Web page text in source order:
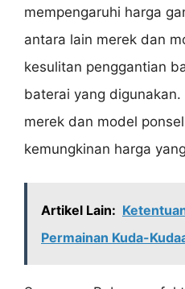
mempengaruhi harga
antara lain merek dan
kesulitan penggantian
baterai yang
merek dan model
kemungkinan harga
Artikel Lain:
Permainan Kuda-